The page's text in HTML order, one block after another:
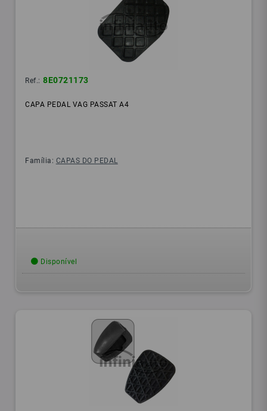
Ref.: 8E0721173
CAPA PEDAL VAG PASSAT A4
Família: CAPAS DO PEDAL
Disponível